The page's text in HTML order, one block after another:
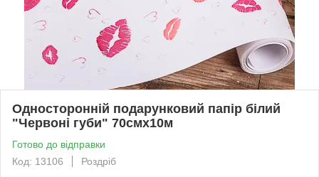
Односторонній подарунковий папір білий
"Червоні губи" 70смх10м
Готово до відправки
Код: 13106
Роздріб